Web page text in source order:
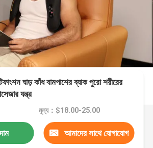
ঘাড় কাঁধ বামপাশের ব্যাক পুরো শরীরের
যন্ত্র
মূল্য：$18.00-25.00
আমাদের সাথে যোগাযোগ